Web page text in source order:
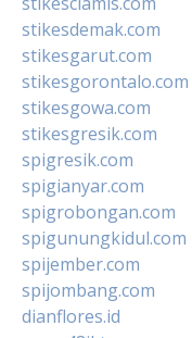
stikesdemak.com
stikesgarut.com
stikesgorontalo.com
stikesgowa.com
stikesgresik.com
spigresik.com
spigianyar.com
spigrobongan.com
spigunungkidul.com
spijember.com
spijombang.com
dianflores.id